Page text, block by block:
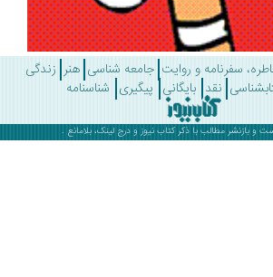
و روایت جامعه شناسی هنر زندگی
نقد بایگانی پیگیری شناسنامه
مطالب با ذکرکتاب نیوز و درج لینک، بلامانع .